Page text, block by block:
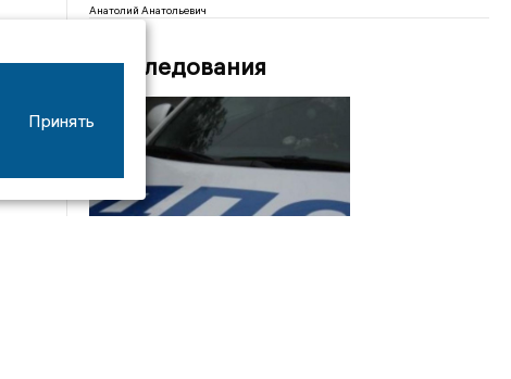
Анатолий Анатольевич
Расследования
Принять